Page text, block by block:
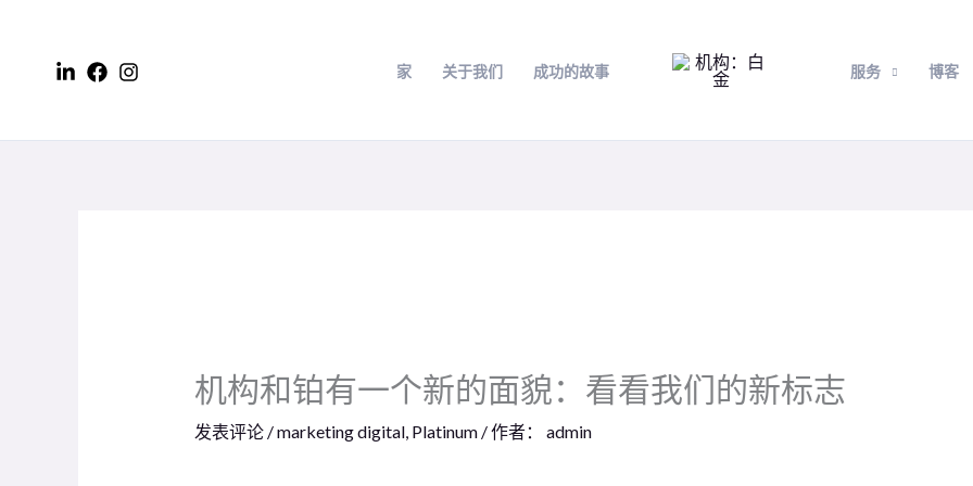
家 关于我们 成功的故事 服务 博客
机构和铂有一个新的面貌：看看我们的新标志
发表评论 /marketing digital, Platinum/ 作者： admin